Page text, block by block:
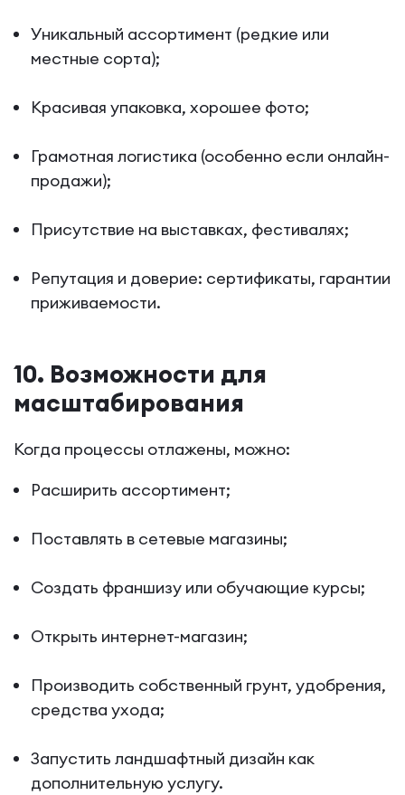
Уникальный ассортимент (редкие или
местные сорта);
Красивая упаковка, хорошее фото;
Грамотная логистика (особенно если онлайн-
продажи);
Присутствие на выставках, фестивалях;
Репутация и доверие: сертификаты, гарантии
приживаемости.
10. Возможности для
масштабирования
Когда процессы отлажены, можно:
Расширить ассортимент;
Поставлять в сетевые магазины;
Создать франшизу или обучающие курсы;
Открыть интернет-магазин;
Производить собственный грунт, удобрения,
средства ухода;
Запустить ландшафтный дизайн как
дополнительную услугу.